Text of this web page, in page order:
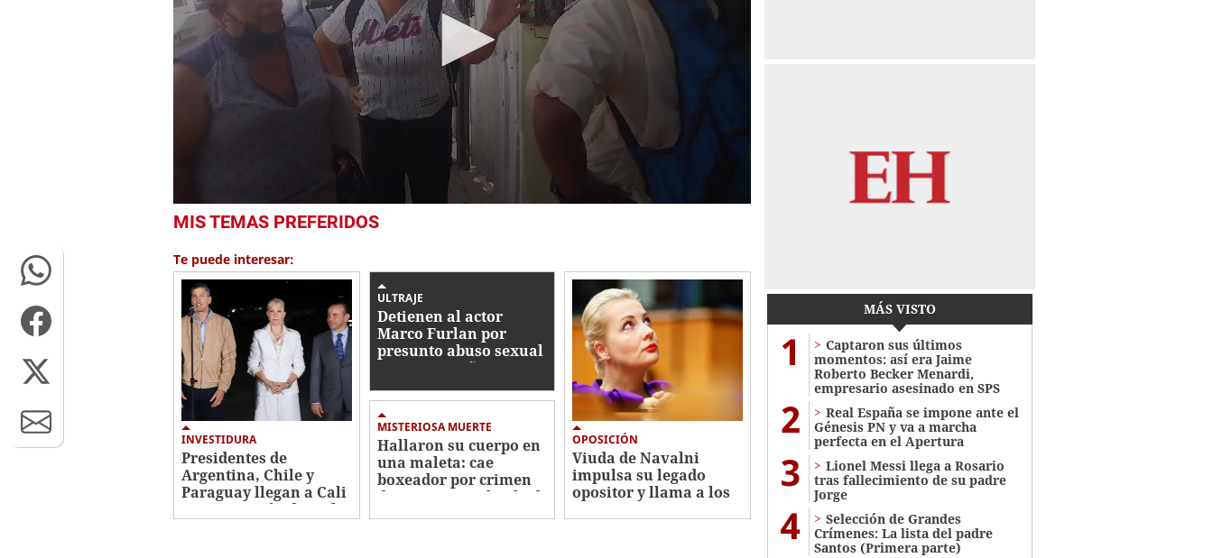
seconds
2
minutes,
50
seconds
Volume
0%
MIS TEMAS PREFERIDOS
Te puede interesar:
INVESTIDURA
Presidentes de
Argentina, Chile y
Paraguay llegan a Cali
para posesión de De la
ULTRAJE
Detienen al actor
Marco Furlan por
presunto abuso sexual
contra un niño autista
MISTERIOSA MUERTE
Hallaron su cuerpo en
una maleta: cae
boxeador por crimen
de misionera Elisabeth
Ross
OPOSICIÓN
Viuda de Navalni
impulsa su legado
opositor y llama a los
MÁS VISTO
1
Captaron sus últimos
momentos: así era Jaime
Roberto Becker Menardi​​​,
empresario asesinado en SPS
2
Real España se impone ante el
Génesis PN y va a marcha
perfecta en el Apertura
3
Lionel Messi llega a Rosario
tras fallecimiento de su padre
Jorge
4
Selección de Grandes
Crímenes: La lista del padre
Santos (Primera parte)